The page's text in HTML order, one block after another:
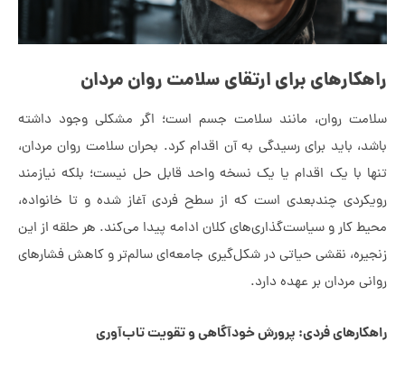
برای ارتقای سلامت روان مردان
روان، مانند سلامت جسم است؛ اگر مشکلی وجود داشته
برای رسیدگی به آن اقدام کرد. بحران سلامت روان مردان،
یک اقدام یا یک نسخه واحد قابل حل نیست؛ بلکه نیازمند
چندبعدی است که از سطح فردی آغاز شده و تا خانواده،
و سیاست‌گذاری‌های کلان ادامه پیدا می‌کند. هر حلقه از این
نقشی حیاتی در شکل‌گیری جامعه‌ای سالم‌تر و کاهش فشارهای
بر عهده دارد.
فردی: پرورش خودآگاهی و تقویت تاب‌آوری